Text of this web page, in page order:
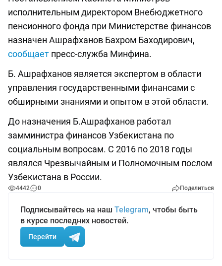
исполнительным директором Внебюджетного
пенсионного фонда при Министерстве финансов
назначен Ашрафханов Бахром Баходирович,
сообщает пресс-служба Минфина.
Б. Ашрафханов является экспертом в области
управления государственными финансами с
обширными знаниями и опытом в этой области.
До назначения Б.Ашрафханов работал
замминистра финансов Узбекистана по
социальным вопросам. С 2016 по 2018 годы
являлся Чрезвычайным и Полномочным послом
Узбекистана в России.
4442 0 Поделиться
Подписывайтесь на наш Telegram, чтобы быть
в курсе последних новостей.
Перейти